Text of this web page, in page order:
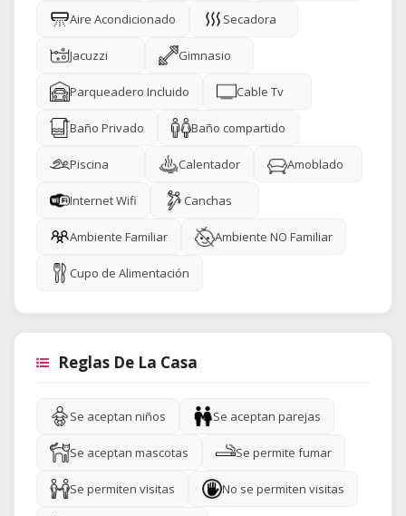
Aire Acondicionado Secadora
Jacuzzi Gimnasio
Parqueadero Incluido Cable Tv
Baño Privado Baño compartido
Piscina Calentador Amoblado
Internet Wifi Canchas
Ambiente Familiar Ambiente NO Familiar
Cupo de Alimentación
Reglas De La Casa
Se aceptan niños Se aceptan parejas
Se aceptan mascotas Se permite fumar
Se permiten visitas No se permiten visitas